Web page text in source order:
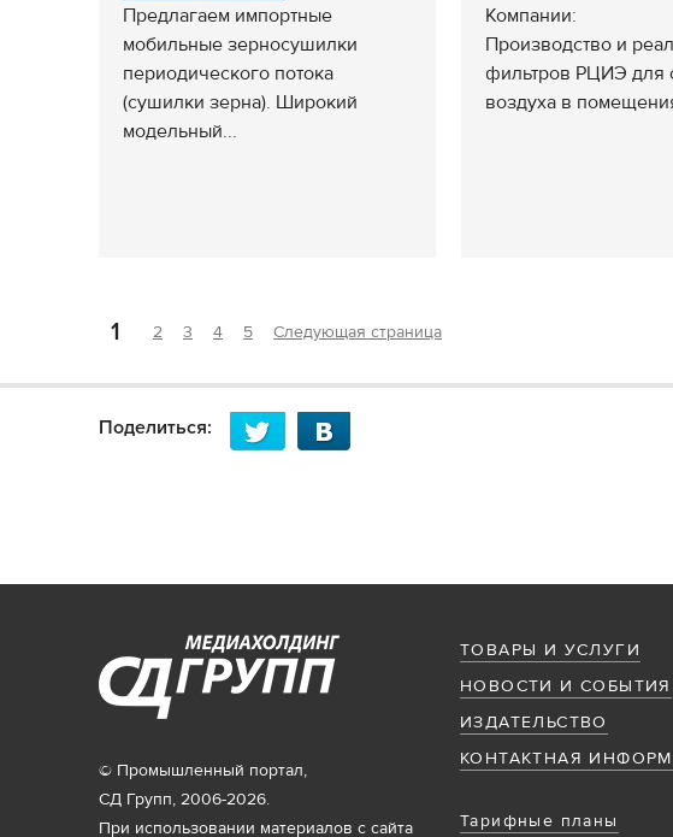
Предлагаем импортные
мобильные зерносушилки
периодического потока
(сушилки зерна). Широкий
модельный...
Компании:
Производство и
фильтров РЦИЭ для
воздуха в
1 2 3 4 5 Следующая страница
Поделиться:
ТОВАРЫ И УСЛУГИ
НОВОСТИ И СОБЫТИЯ
ИЗДАТЕЛЬСТВО
КОНТАКТНАЯ
Тарифные планы
© Промышленный портал,
СД Групп, 2006-2026.
При использовании материалов с сайта